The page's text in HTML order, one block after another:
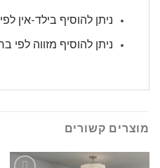
ניתן להוסיף בילד-אין
ניתן להוסיף מזווה לפי
מוצרים קשורים